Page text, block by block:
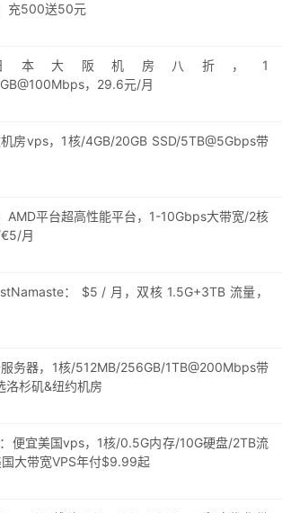
充500送50元
日本大阪机房八折，1
，29.6元/月
房vps，1核/4GB/20GB SSD/5TB@5Gbps带
AMD平台超高性能平台，1-10Gbps大带宽/2核
月
： $5 / 月，双核 1.5G+3TB 流量，
务器，1核/512MB/256GB/1TB@200Mbps带
洛杉矶&纽约机房
便宜美国vps，1核/0.5G内存/10G硬盘/2TB流
大带宽VPS年付$9.99起